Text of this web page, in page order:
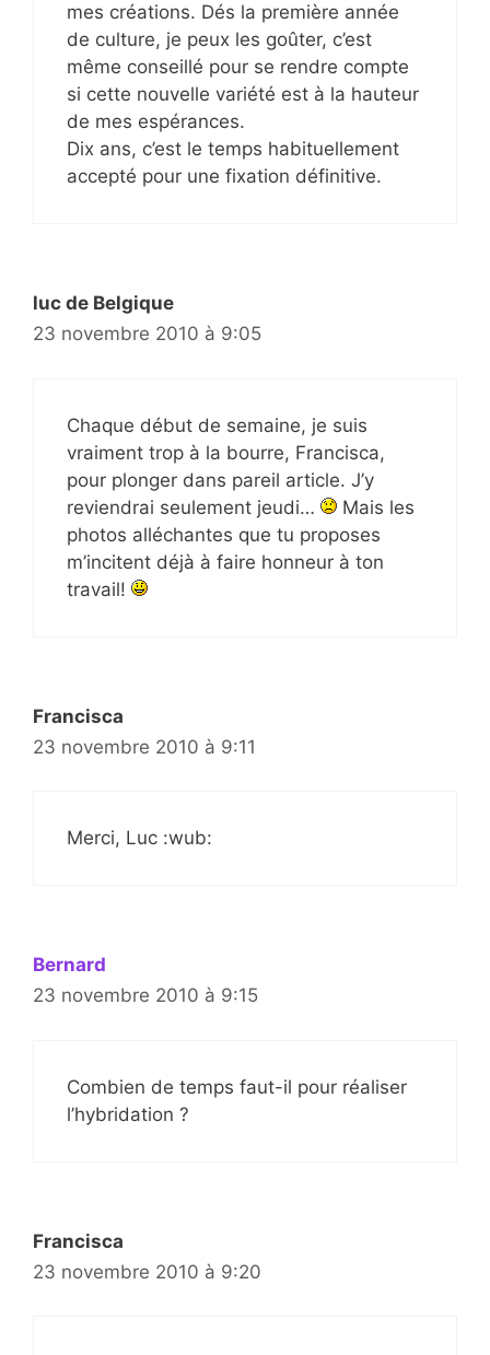
mes créations. Dés la première année
de culture, je peux les goûter, c’est
même conseillé pour se rendre compte
si cette nouvelle variété est à la hauteur
de mes espérances.
Dix ans, c’est le temps habituellement
accepté pour une fixation définitive.
luc de Belgique
23 novembre 2010 à 9:05
Chaque début de semaine, je suis
vraiment trop à la bourre, Francisca,
pour plonger dans pareil article. J’y
reviendrai seulement jeudi…
Mais les
photos alléchantes que tu proposes
m’incitent déjà à faire honneur à ton
travail!
Francisca
23 novembre 2010 à 9:11
Merci, Luc :wub:
Bernard
23 novembre 2010 à 9:15
Combien de temps faut-il pour réaliser
l’hybridation ?
Francisca
23 novembre 2010 à 9:20